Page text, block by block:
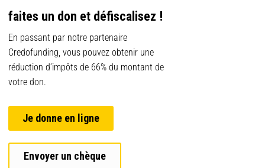
faites un don et défiscalisez !
En passant par notre partenaire
Credofunding, vous pouvez obtenir une
réduction d’impôts de 66% du montant de
votre don.
Je donne en ligne
Envoyer un chèque